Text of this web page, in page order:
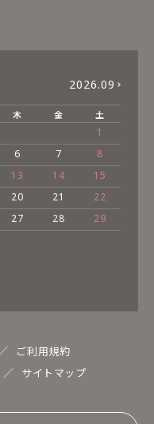
2026.09
木 金 土
1
6 7
8
13 14
15
20 21
22
27 28
29
ご利用規約
サイトマップ